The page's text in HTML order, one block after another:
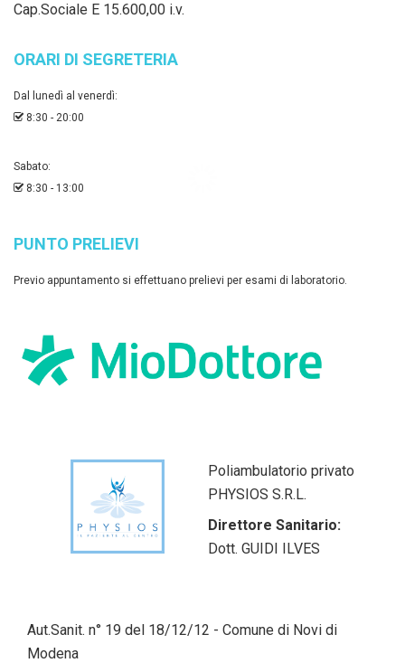
Cap.Sociale E 15.600,00 i.v.
ORARI DI SEGRETERIA
Dal lunedì al venerdì:
8:30 - 20:00
Sabato:
8:30 - 13:00
PUNTO PRELIEVI
Previo appuntamento si effettuano prelievi per esami di laboratorio.
Poliambulatorio privato
PHYSIOS S.R.L.
Direttore Sanitario:
Dott. GUIDI ILVES
Aut.Sanit. n° 19 del 18/12/12 - Comune di Novi di
Modena